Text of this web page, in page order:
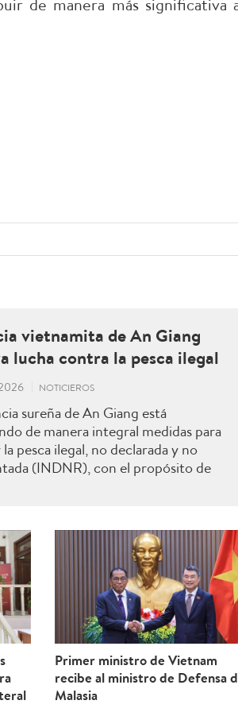
de manera más significativa
vietnamita de An Giang
lucha contra la pesca ilegal
NOTICIEROS
sureña de An Giang está
de manera integral medidas para
pesca ilegal, no declarada y no
(INDNR), con el propósito de
prestigio del sector pesquero
Primer ministro de Vietnam
recibe al ministro de Defensa
Malasia